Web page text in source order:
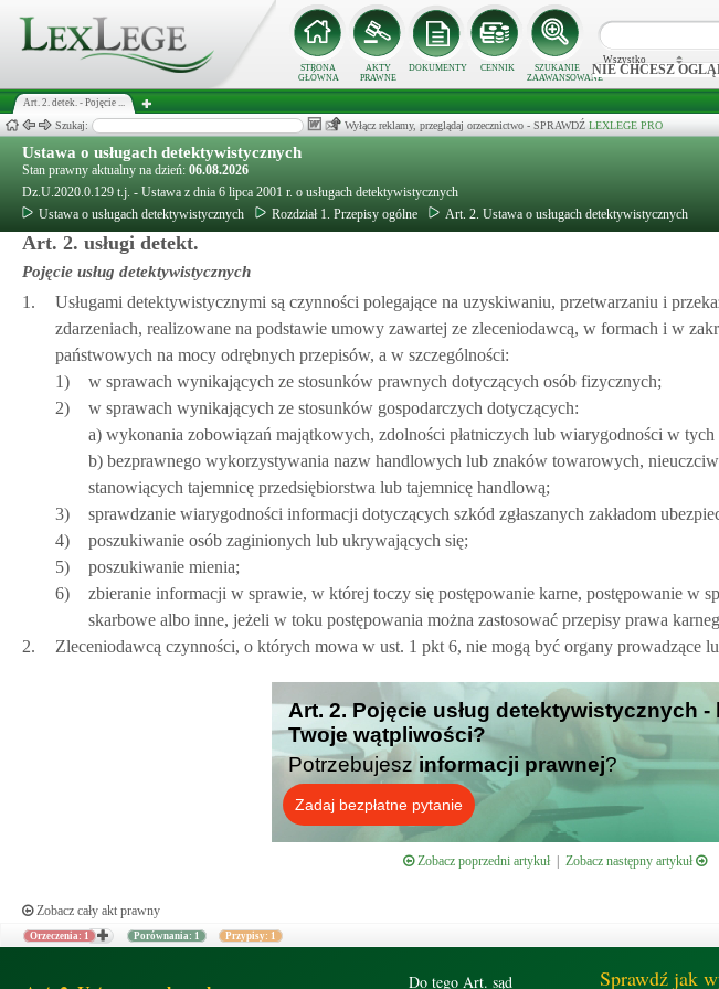
STRONA
GŁÓWNA
AKTY
PRAWNE
DOKUMENTY CENNIK
SZUKANIE
ZAAWANSOWANE
Wszystko
NIE CHCESZ
Art. 2. detek. - Pojęcie ...
Szukaj: Wyłącz reklamy, przeglądaj orzecznictwo - SPRAWDŹ LEXLEGE PRO
Ustawa o usługach detektywistycznych
Stan prawny aktualny na dzień: 06.08.2026
Dz.U.2020.0.129 t.j. - Ustawa z dnia 6 lipca 2001 r. o usługach detektywistycznych
Ustawa o usługach detektywistycznych
Rozdział 1. Przepisy ogólne Art. 2. Ustawa o usługach detektywistycznych
Art. 2. usługi detekt.
Pojęcie usług detektywistycznych
1.
Usługami detektywistycznymi są czynności polegające na uzyskiwaniu, przetwarzaniu i
zdarzeniach, realizowane na podstawie umowy zawartej ze zleceniodawcą, w formach i w
państwowych na mocy odrębnych przepisów, a w szczególności:
1)
w sprawach wynikających ze stosunków prawnych dotyczących osób fizycznych;
2)
w sprawach wynikających ze stosunków gospodarczych dotyczących:
a) wykonania zobowiązań majątkowych, zdolności płatniczych lub wiarygodności w tych
b) bezprawnego wykorzystywania nazw handlowych lub znaków towarowych,
stanowiących tajemnicę przedsiębiorstwa lub tajemnicę handlową;
3)
sprawdzanie wiarygodności informacji dotyczących szkód zgłaszanych zakładom
4)
poszukiwanie osób zaginionych lub ukrywających się;
5)
poszukiwanie mienia;
6)
zbieranie informacji w sprawie, w której toczy się postępowanie karne, postępowanie w
skarbowe albo inne, jeżeli w toku postępowania można zastosować przepisy prawa
2.
Zleceniodawcą czynności, o których mowa w ust. 1 pkt 6, nie mogą być organy prowadzące
Art. 2. Pojęcie usług detektywistycznych -
Twoje wątpliwości?
Potrzebujesz informacji prawnej?
Zadaj bezpłatne pytanie
Zobacz poprzedni artykuł| Zobacz następny artykuł
Zobacz cały akt prawny
Orzeczenia: 1 Porównania: 1 Przypisy: 1
Do tego Art. sąd Sprawdź jak